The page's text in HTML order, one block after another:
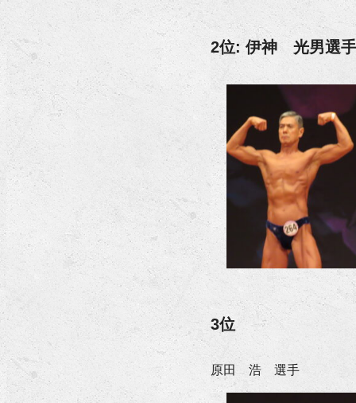
2位: 伊神 光男選手
3位
原田 浩 選手